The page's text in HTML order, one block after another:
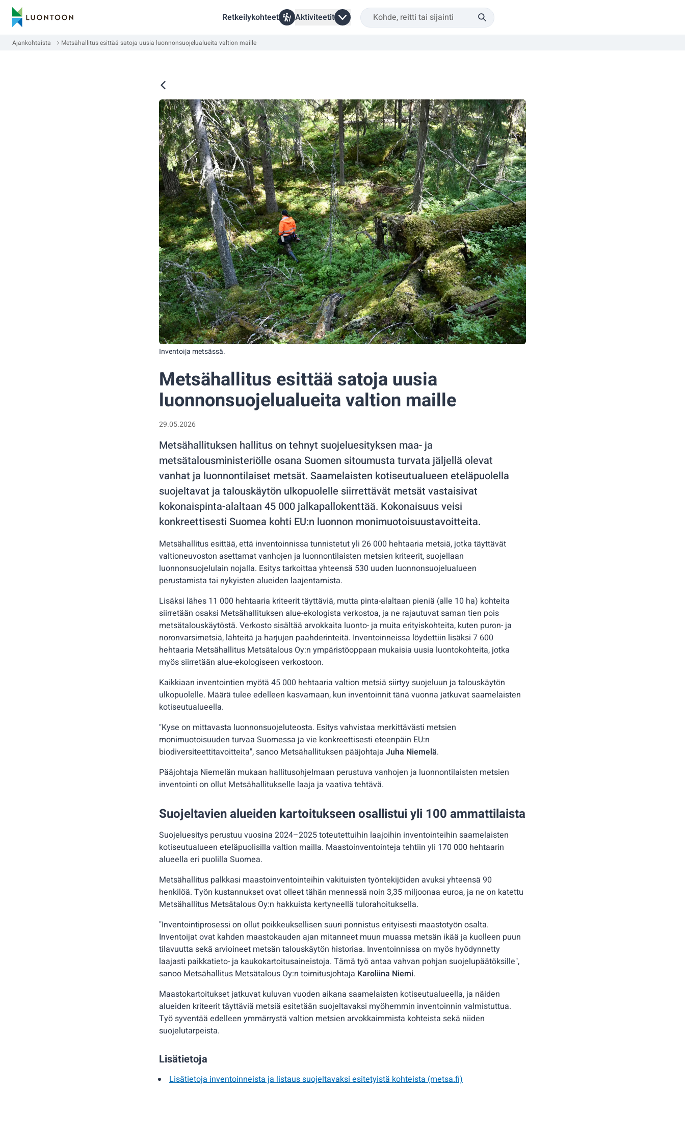
Retkeilykohteet Aktiviteetit
Ajankohtaista Metsähallitus esittää satoja uusia luonnonsuojelualueita valtion maille
Inventoija metsässä.
Metsähallitus esittää satoja uusia
luonnonsuojelualueita valtion maille
29.05.2026
Metsähallituksen hallitus on tehnyt suojeluesityksen maa- ja
metsätalousministeriölle osana Suomen sitoumusta turvata jäljellä olevat
vanhat ja luonnontilaiset metsät. Saamelaisten kotiseutualueen eteläpuolella
suojeltavat ja talouskäytön ulkopuolelle siirrettävät metsät vastaisivat
kokonaispinta-alaltaan 45 000 jalkapallokenttää. Kokonaisuus veisi
konkreettisesti Suomea kohti EU:n luonnon monimuotoisuustavoitteita.
Metsähallitus esittää, että inventoinnissa tunnistetut yli 26 000 hehtaaria metsiä, jotka täyttävät
valtioneuvoston asettamat vanhojen ja luonnontilaisten metsien kriteerit, suojellaan
luonnonsuojelulain nojalla. Esitys tarkoittaa yhteensä 530 uuden luonnonsuojelualueen
perustamista tai nykyisten alueiden laajentamista.
Lisäksi lähes 11 000 hehtaaria kriteerit täyttäviä, mutta pinta-alaltaan pieniä (alle 10 ha) kohteita
siirretään osaksi Metsähallituksen alue-ekologista verkostoa, ja ne rajautuvat saman tien pois
metsätalouskäytöstä. Verkosto sisältää arvokkaita luonto- ja muita erityiskohteita, kuten puron- ja
noronvarsimetsiä, lähteitä ja harjujen paahderinteitä. Inventoinneissa löydettiin lisäksi 7 600
hehtaaria Metsähallitus Metsätalous Oy:n ympäristöoppaan mukaisia uusia luontokohteita, jotka
myös siirretään alue-ekologiseen verkostoon.
Kaikkiaan inventointien myötä 45 000 hehtaaria valtion metsiä siirtyy suojeluun ja talouskäytön
ulkopuolelle. Määrä tulee edelleen kasvamaan, kun inventoinnit tänä vuonna jatkuvat saamelaisten
kotiseutualueella.
"Kyse on mittavasta luonnonsuojeluteosta. Esitys vahvistaa merkittävästi metsien
monimuotoisuuden turvaa Suomessa ja vie konkreettisesti eteenpäin EU:n
biodiversiteettitavoitteita", sanoo Metsähallituksen pääjohtaja Juha Niemelä.
Pääjohtaja Niemelän mukaan hallitusohjelmaan perustuva vanhojen ja luonnontilaisten metsien
inventointi on ollut Metsähallitukselle laaja ja vaativa tehtävä.
Suojeltavien alueiden kartoitukseen osallistui yli 100 ammattilaista
Suojeluesitys perustuu vuosina 2024–2025 toteutettuihin laajoihin inventointeihin saamelaisten
kotiseutualueen eteläpuolisilla valtion mailla. Maastoinventointeja tehtiin yli 170 000 hehtaarin
alueella eri puolilla Suomea.
Metsähallitus palkkasi maastoinventointeihin vakituisten työntekijöiden avuksi yhteensä 90
henkilöä. Työn kustannukset ovat olleet tähän mennessä noin 3,35 miljoonaa euroa, ja ne on katettu
Metsähallitus Metsätalous Oy:n hakkuista kertyneellä tulorahoituksella.
"Inventointiprosessi on ollut poikkeuksellisen suuri ponnistus erityisesti maastotyön osalta.
Inventoijat ovat kahden maastokauden ajan mitanneet muun muassa metsän ikää ja kuolleen puun
tilavuutta sekä arvioineet metsän talouskäytön historiaa. Inventoinnissa on myös hyödynnetty
laajasti paikkatieto- ja kaukokartoitusaineistoja. Tämä työ antaa vahvan pohjan suojelupäätöksille",
sanoo Metsähallitus Metsätalous Oy:n toimitusjohtaja Karoliina Niemi.
Maastokartoitukset jatkuvat kuluvan vuoden aikana saamelaisten kotiseutualueella, ja näiden
alueiden kriteerit täyttäviä metsiä esitetään suojeltavaksi myöhemmin inventoinnin valmistuttua.
Työ syventää edelleen ymmärrystä valtion metsien arvokkaimmista kohteista sekä niiden
suojelutarpeista.
Lisätietoja
Lisätietoja inventoinneista ja listaus suojeltavaksi esitetyistä kohteista (metsa.fi)